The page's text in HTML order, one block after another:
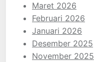
Maret 2026
Februari 2026
Januari 2026
Desember 2025
November 2025